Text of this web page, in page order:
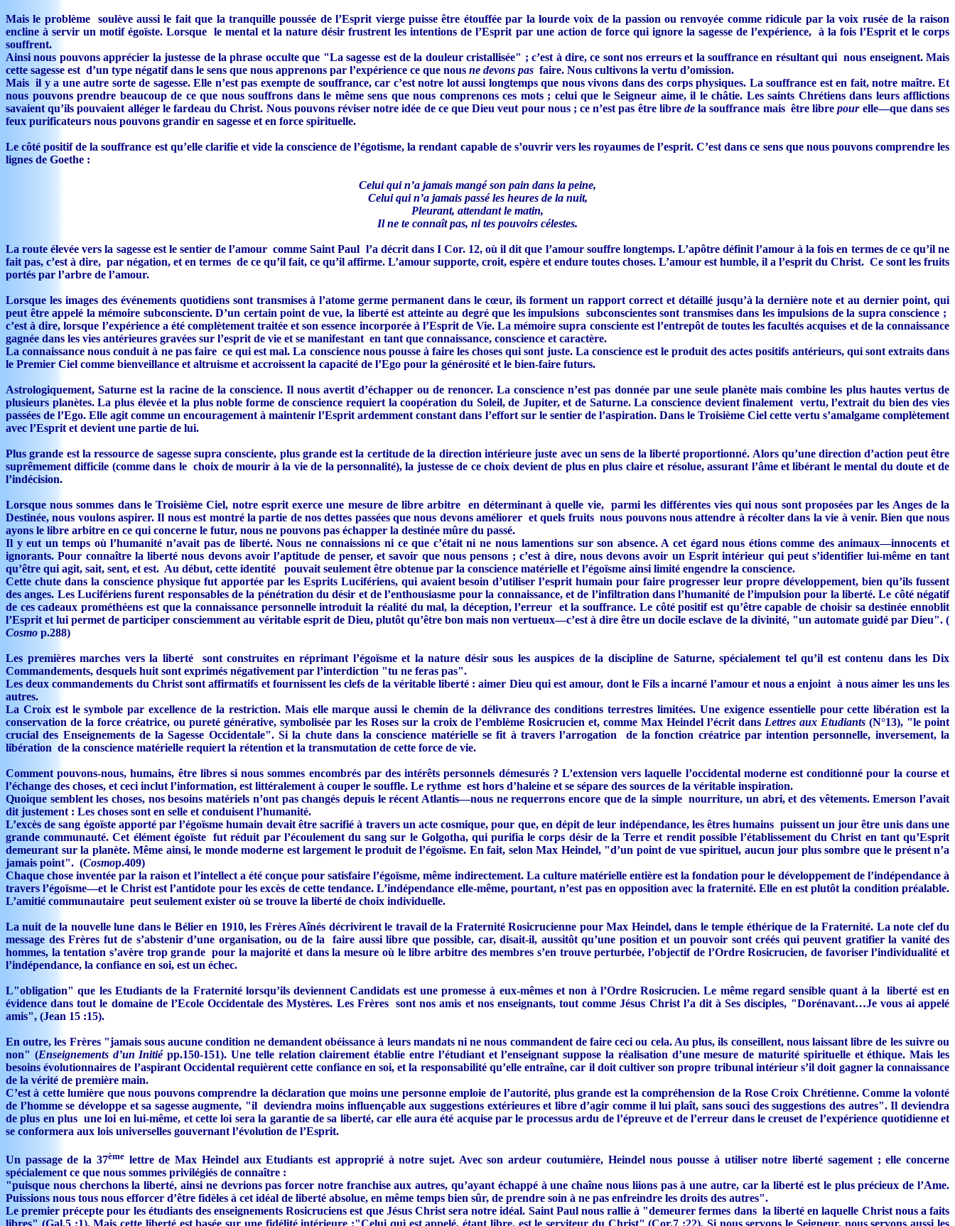
Mais le problème soulève aussi le fait que la tranquille poussée de l’Esprit vierge puisse être étouffée par la lourde voix de la passion ou renvoyée comme ridicule par la voix rusée de la raison
encline à servir un motif égoïste. Lorsque le mental et la nature désir frustrent les intentions de l’Esprit par une action de force qui ignore la sagesse de l’expérience, à la fois l’Esprit et le corps
souffrent.
Ainsi nous pouvons apprécier la justesse de la phrase occulte que "La sagesse est de la douleur cristallisée" ; c’est à dire, ce sont nos erreurs et la souffrance en résultant qui nous enseignent. Mais
cette sagesse est d’un type négatif dans le sens que nous apprenons par l’expérience ce que nous ne devons pas faire. Nous cultivons la vertu d’omission.
Mais il y a une autre sorte de sagesse. Elle n’est pas exempte de souffrance, car c’est notre lot aussi longtemps que nous vivons dans des corps physiques. La souffrance est en fait, notre maître. Et
nous pouvons prendre beaucoup de ce que nous souffrons dans le même sens que nous comprenons ces mots ; celui que le Seigneur aime, il le châtie. Les saints Chrétiens dans leurs afflictions
savaient qu’ils pouvaient alléger le fardeau du Christ. Nous pouvons réviser notre idée de ce que Dieu veut pour nous ; ce n’est pas être librede la souffrance mais être librepourelle—que dans ses
feux purificateurs nous pouvons grandir en sagesse et en force spirituelle.
Le côté positif de la souffrance est qu’elle clarifie et vide la conscience de l’égotisme, la rendant capable de s’ouvrir vers les royaumes de l’esprit. C’est dans ce sens que nous pouvons comprendre les
lignes de Goethe :
Celui qui n’a jamais mangé son pain dans la peine,
Celui qui n’a jamais passé les heures de la nuit,
Pleurant, attendant le matin,
Il ne te connaît pas, ni tes pouvoirs célestes.
La route élevée vers la sagesse est le sentier de l’amour comme Saint Paul l’a décrit dans I Cor. 12, où il dit que l’amour souffre longtemps. L’apôtre définit l’amour à la fois en termes de ce qu’il ne
fait pas, c’est à dire, par négation, et en termes de ce qu’il fait, ce qu’il affirme. L’amour supporte, croit, espère et endure toutes choses. L’amour est humble, il a l’esprit du Christ. Ce sont les fruits
portés par l’arbre de l’amour.
Lorsque les images des événements quotidiens sont transmises à l’atome germe permanent dans le cœur, ils forment un rapport correct et détaillé jusqu’à la dernière note et au dernier point, qui
peut être appelé la mémoire subconsciente. D’un certain point de vue, la liberté est atteinte au degré que les impulsions subconscientes sont transmises dans les impulsions de la supra conscience ;
c’est à dire, lorsque l’expérience a été complètement traitée et son essence incorporée à l’Esprit de Vie. La mémoire supra consciente est l’entrepôt de toutes les facultés acquises et de la connaissance
gagnée dans les vies antérieures gravées sur l’esprit de vie et se manifestant en tant que connaissance, conscience et caractère.
La connaissance nous conduit à ne pas faire ce qui est mal. La conscience nous pousse à faire les choses qui sont juste. La conscience est le produit des actes positifs antérieurs, qui sont extraits dans
le Premier Ciel comme bienveillance et altruisme et accroissent la capacité de l’Ego pour la générosité et le bien-faire futurs.
Astrologiquement, Saturne est la racine de la conscience. Il nous avertit d’échapper ou de renoncer. La conscience n’est pas donnée par une seule planète mais combine les plus hautes vertus de
plusieurs planètes. La plus élevée et la plus noble forme de conscience requiert la coopération du Soleil, de Jupiter, et de Saturne. La conscience devient finalement vertu, l’extrait du bien des vies
passées de l’Ego. Elle agit comme un encouragement à maintenir l’Esprit ardemment constant dans l’effort sur le sentier de l’aspiration. Dans le Troisième Ciel cette vertu s’amalgame complètement
avec l’Esprit et devient une partie de lui.
Plus grande est la ressource de sagesse supra consciente, plus grande est la certitude de la direction intérieure juste avec un sens de la liberté proportionné. Alors qu’une direction d’action peut être
suprêmement difficile (comme dans le choix de mourir à la vie de la personnalité), la justesse de ce choix devient de plus en plus claire et résolue, assurant l’âme et libérant le mental du doute et de
l’indécision.
Lorsque nous sommes dans le Troisième Ciel, notre esprit exerce une mesure de libre arbitre en déterminant à quelle vie, parmi les différentes vies qui nous sont proposées par les Anges de la
Destinée, nous voulons aspirer. Il nous est montré la partie de nos dettes passées que nous devons améliorer et quels fruits nous pouvons nous attendre à récolter dans la vie à venir. Bien que nous
ayons le libre arbitre en ce qui concerne le futur, nous ne pouvons pas échapper la destinée mûre du passé.
Il y eut un temps où l’humanité n’avait pas de liberté. Nous ne connaissions ni ce que c’était ni ne nous lamentions sur son absence. A cet égard nous étions comme des animaux—innocents et
ignorants. Pour connaître la liberté nous devons avoir l’aptitude de penser, et savoir que nous pensons ; c’est à dire, nous devons avoir un Esprit intérieur qui peut s’identifier lui-même en tant
qu’être qui agit, sait, sent, et est. Au début, cette identité pouvait seulement être obtenue par la conscience matérielle et l’égoïsme ainsi limité engendre la conscience.
Cette chute dans la conscience physique fut apportée par les Esprits Lucifériens, qui avaient besoin d’utiliser l’esprit humain pour faire progresser leur propre développement, bien qu’ils fussent
des anges. Les Lucifériens furent responsables de la pénétration du désir et de l’enthousiasme pour la connaissance, et de l’infiltration dans l’humanité de l’impulsion pour la liberté. Le côté négatif
de ces cadeaux prométhéens est que la connaissance personnelle introduit la réalité du mal, la déception, l’erreur et la souffrance. Le côté positif est qu’être capable de choisir sa destinée ennoblit
l’Esprit et lui permet de participer consciemment au véritable esprit de Dieu, plutôt qu’être bon mais non vertueux—c’est à dire être un docile esclave de la divinité, "un automate guidé par Dieu". (
Cosmo p.288)
Les premières marches vers la liberté sont construites en réprimant l’égoïsme et la nature désir sous les auspices de la discipline de Saturne, spécialement tel qu’il est contenu dans les Dix
Commandements, desquels huit sont exprimés négativement par l’interdiction "tu ne feras pas".
Les deux commandements du Christ sont affirmatifs et fournissent les clefs de la véritable liberté : aimer Dieu qui est amour, dont le Fils a incarné l’amour et nous a enjoint à nous aimer les uns les
autres.
La Croix est le symbole par excellence de la restriction. Mais elle marque aussi le chemin de la délivrance des conditions terrestres limitées. Une exigence essentielle pour cette libération est la
conservation de la force créatrice, ou pureté générative, symbolisée par les Roses sur la croix de l’emblème Rosicrucien et, comme Max Heindel l’écrit dans Lettres aux Etudiants (N°13), "le point
crucial des Enseignements de la Sagesse Occidentale". Si la chute dans la conscience matérielle se fit à travers l’arrogation de la fonction créatrice par intention personnelle, inversement, la
libération de la conscience matérielle requiert la rétention et la transmutation de cette force de vie.
Comment pouvons-nous, humains, être libres si nous sommes encombrés par des intérêts personnels démesurés ? L’extension vers laquelle l’occidental moderne est conditionné pour la course et
l’échange des choses, et ceci inclut l’information, est littéralement à couper le souffle. Le rythme est hors d’haleine et se sépare des sources de la véritable inspiration.
Quoique semblent les choses, nos besoins matériels n’ont pas changés depuis le récent Atlantis—nous ne requerrons encore que de la simple nourriture, un abri, et des vêtements. Emerson l’avait
dit justement : Les choses sont en selle et conduisent l’humanité.
L’excès de sang égoïste apporté par l’égoïsme humain devait être sacrifié à travers un acte cosmique, pour que, en dépit de leur indépendance, les êtres humains puissent un jour être unis dans une
grande communauté. Cet élément égoïste fut réduit par l’écoulement du sang sur le Golgotha, qui purifia le corps désir de la Terre et rendit possible l’établissement du Christ en tant qu’Esprit
demeurant sur la planète. Même ainsi, le monde moderne est largement le produit de l’égoïsme. En fait, selon Max Heindel, "d’un point de vue spirituel, aucun jour plus sombre que le présent n’a
jamais point". (Cosmop.409)
Chaque chose inventée par la raison et l’intellect a été conçue pour satisfaire l’égoïsme, même indirectement. La culture matérielle entière est la fondation pour le développement de l’indépendance à
travers l’égoïsme—et le Christ est l’antidote pour les excès de cette tendance. L’indépendance elle-même, pourtant, n’est pas en opposition avec la fraternité. Elle en est plutôt la condition préalable.
L’amitié communautaire peut seulement exister où se trouve la liberté de choix individuelle.
La nuit de la nouvelle lune dans le Bélier en 1910, les Frères Aînés décrivirent le travail de la Fraternité Rosicrucienne pour Max Heindel, dans le temple éthérique de la Fraternité. La note clef du
message des Frères fut de s’abstenir d’une organisation, ou de la faire aussi libre que possible, car, disait-il, aussitôt qu’une position et un pouvoir sont créés qui peuvent gratifier la vanité des
hommes, la tentation s’avère trop grande pour la majorité et dans la mesure où le libre arbitre des membres s’en trouve perturbée, l’objectif de l’Ordre Rosicrucien, de favoriser l’individualité et
l’indépendance, la confiance en soi, est un échec.
L"obligation" que les Etudiants de la Fraternité lorsqu’ils deviennent Candidats est une promesse à eux-mêmes et non à l’Ordre Rosicrucien. Le même regard sensible quant à la liberté est en
évidence dans tout le domaine de l’Ecole Occidentale des Mystères. Les Frères sont nos amis et nos enseignants, tout comme Jésus Christ l’a dit à Ses disciples, "Dorénavant…Je vous ai appelé
amis", (Jean 15 :15).
En outre, les Frères "jamais sous aucune condition ne demandent obéissance à leurs mandats ni ne nous commandent de faire ceci ou cela. Au plus, ils conseillent, nous laissant libre de les suivre ou
non" (Enseignements d’un Initiépp.150-151). Une telle relation clairement établie entre l’étudiant et l’enseignant suppose la réalisation d’une mesure de maturité spirituelle et éthique. Mais les
besoins évolutionnaires de l’aspirant Occidental requièrent cette confiance en soi, et la responsabilité qu’elle entraîne, car il doit cultiver son propre tribunal intérieur s’il doit gagner la connaissance
de la vérité de première main.
C’est à cette lumière que nous pouvons comprendre la déclaration que moins une personne emploie de l’autorité, plus grande est la compréhension de la Rose Croix Chrétienne. Comme la volonté
de l’homme se développe et sa sagesse augmente, "il deviendra moins influençable aux suggestions extérieures et libre d’agir comme il lui plaît, sans souci des suggestions des autres". Il deviendra
de plus en plus une loi en lui-même, et cette loi sera la garantie de sa liberté, car elle aura été acquise par le processus ardu de l’épreuve et de l’erreur dans le creuset de l’expérience quotidienne et
se conformera aux lois universelles gouvernant l’évolution de l’Esprit.
Un passage de la 37èmelettre de Max Heindel aux Etudiants est approprié à notre sujet. Avec son ardeur coutumière, Heindel nous pousse à utiliser notre liberté sagement ; elle concerne
spécialement ce que nous sommes privilégiés de connaître :
"puisque nous cherchons la liberté, ainsi ne devrions pas forcer notre franchise aux autres, qu’ayant échappé à une chaîne nous liions pas à une autre, car la liberté est le plus précieux de l’Ame.
Puissions nous tous nous efforcer d’être fidèles à cet idéal de liberté absolue, en même temps bien sûr, de prendre soin à ne pas enfreindre les droits des autres".
Le premier précepte pour les étudiants des enseignements Rosicruciens est que Jésus Christ sera notre idéal. Saint Paul nous rallie à "demeurer fermes dans la liberté en laquelle Christ nous a faits